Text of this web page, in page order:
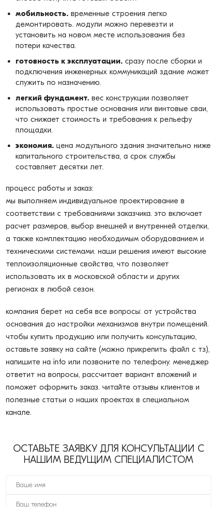
мобильность. временные строения легко
демонтировать. модули можно перевезти и
установить на новом месте использования без
потери качества.
готовность к эксплуатации. сразу после сборки и
подключения инженерных коммуникаций здание может
служить по назначению.
легкий фундамент. вес конструкции позволяет
использовать простые основания или винтовые сваи,
что снижает стоимость и требования к рельефу
площадки.
экономия. цена модульного здания значительно ниже
капитального строительства, а срок службы
составляет десятки лет.
процесс работы и заказ:
мы выполняем индивидуальное проектирование в
соответствии с требованиями заказчика. это включает
расчет размеров, выбор внешней и внутренней отделки,
а также комплектацию необходимым оборудованием и
техническими системами. наши решения имеют высокие
теплоизоляционные свойства, что позволяет
использовать их в московской области и других
регионах в любой сезон.
компания берет на себя все вопросы: от устройства
основания до настройки механизмов внутри помещений.
чтобы купить продукцию или получить консультацию,
оставьте заявку на сайте (можно прикрепить файл с тз),
напишите на info или позвоните по телефону. менеджер
ответит на вопросы, рассчитает вариант вложений и
поможет оформить заказ. читайте отзывы клиентов и
полезные статьи о наших проектах в специальном
канале.
ОСТАВЬТЕ ЗАЯВКУ ДЛЯ КОНСУЛЬТАЦИИ С
НАШИМ ВЕДУЩИМ СПЕЦИАЛИСТОМ